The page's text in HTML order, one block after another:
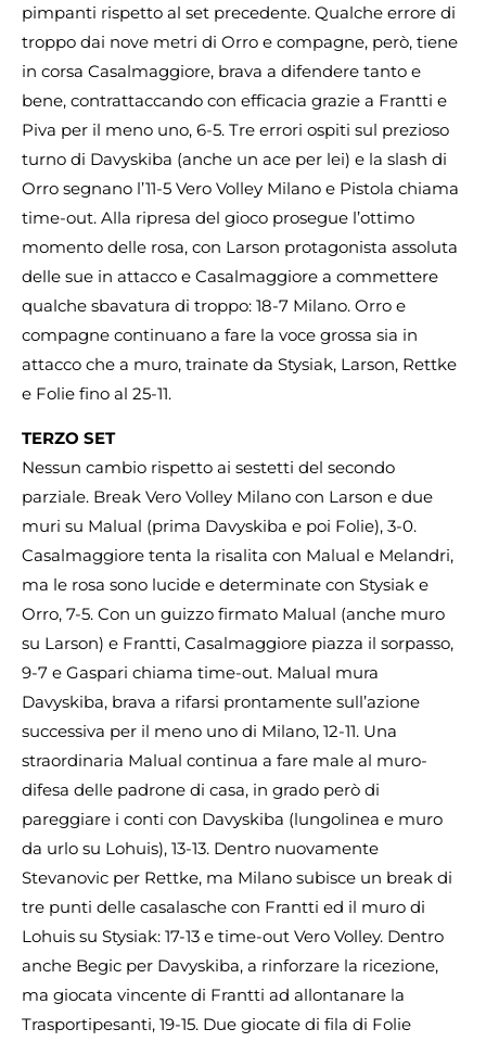
pimpanti rispetto al set precedente. Qualche errore di
troppo dai nove metri di Orro e compagne, però, tiene
in corsa Casalmaggiore, brava a difendere tanto e
bene, contrattaccando con efficacia grazie a Frantti e
Piva per il meno uno, 6-5. Tre errori ospiti sul prezioso
turno di Davyskiba (anche un ace per lei) e la slash di
Orro segnano l’11-5 Vero Volley Milano e Pistola chiama
time-out. Alla ripresa del gioco prosegue l’ottimo
momento delle rosa, con Larson protagonista assoluta
delle sue in attacco e Casalmaggiore a commettere
qualche sbavatura di troppo: 18-7 Milano. Orro e
compagne continuano a fare la voce grossa sia in
attacco che a muro, trainate da Stysiak, Larson, Rettke
e Folie fino al 25-11.
TERZO SET
Nessun cambio rispetto ai sestetti del secondo
parziale. Break Vero Volley Milano con Larson e due
muri su Malual (prima Davyskiba e poi Folie), 3-0.
Casalmaggiore tenta la risalita con Malual e Melandri,
ma le rosa sono lucide e determinate con Stysiak e
Orro, 7-5. Con un guizzo firmato Malual (anche muro
su Larson) e Frantti, Casalmaggiore piazza il sorpasso,
9-7 e Gaspari chiama time-out. Malual mura
Davyskiba, brava a rifarsi prontamente sull’azione
successiva per il meno uno di Milano, 12-11. Una
straordinaria Malual continua a fare male al muro-
difesa delle padrone di casa, in grado però di
pareggiare i conti con Davyskiba (lungolinea e muro
da urlo su Lohuis), 13-13. Dentro nuovamente
Stevanovic per Rettke, ma Milano subisce un break di
tre punti delle casalasche con Frantti ed il muro di
Lohuis su Stysiak: 17-13 e time-out Vero Volley. Dentro
anche Begic per Davyskiba, a rinforzare la ricezione,
ma giocata vincente di Frantti ad allontanare la
Trasportipesanti, 19-15. Due giocate di fila di Folie